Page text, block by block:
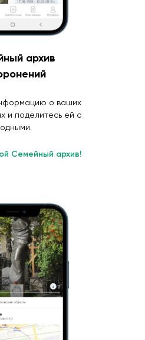
архив
о ваших
и поделитесь ей с
Семейный архив!